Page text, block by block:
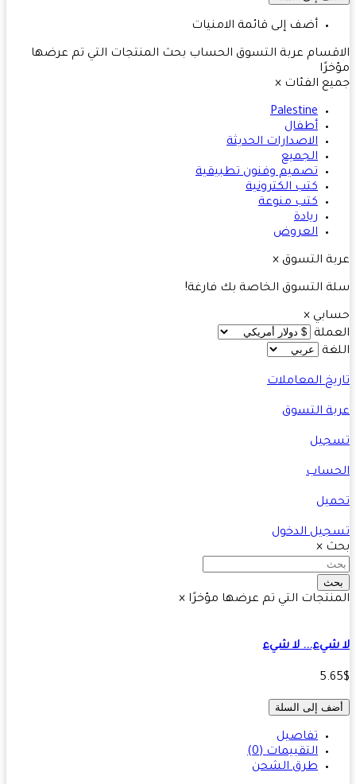
أضف إلى قائمة الامنيات
عربة التسوق الحساب بحث المنتجات التي تم عرضها
الفئات ×
Palestine
أطفال
الاصدارات الحديثة
الجميع
تصميم وفنون تطبيقية
كتب الكترونية
كتب منوعة
ريادة
العروض
التسوق ×
التسوق الخاصة بك فارغة!
×
المعاملات
التسوق
الدخول
×
التي تم عرضها مؤخرًا ×
شيء... لا شيء
إلى السلة
تفاصيل
التقييمات (0)
طرق الشحن